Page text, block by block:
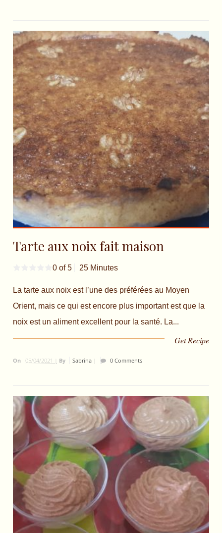
Tarte aux noix fait maison
0 of 5 25 Minutes
La tarte aux noix est l’une des préférées au Moyen
Orient, mais ce qui est encore plus important est que la
noix est un aliment excellent pour la santé. La...
Get Recipe
On 05/04/2021 | By Sabrina| 0 Comments